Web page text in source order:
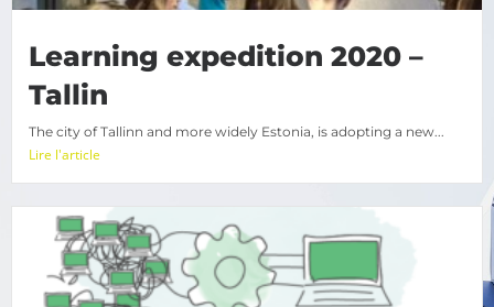
Learning expedition 2020 –
Tallin
The city of Tallinn and more widely Estonia, is adopting a new...
Lire l'article